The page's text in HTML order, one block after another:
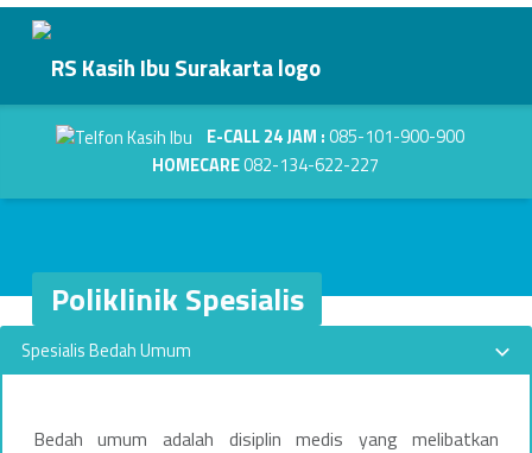
Poliklinik Spesialis - RS Kasih Ibu Surakarta RS Kasih Ibu Surakarta
Kasih Dalam Pelayanan
Header info sidebar
E-CALL 24 JAM :085-101-900-900
HOMECARE082-134-622-227
Poliklinik Spesialis
P Spesialis Bedah Umum
Bedah umum adalah disiplin medis yang melibatkan